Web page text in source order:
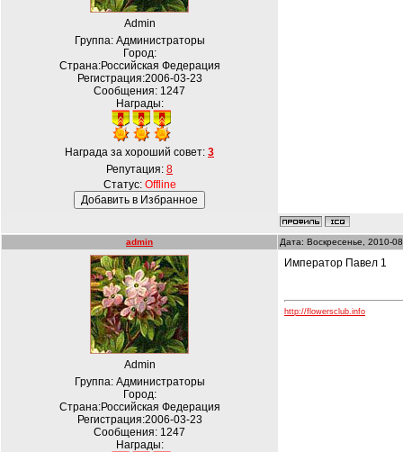
Admin
Группа: Администраторы
Город:
Страна:Российская Федерация
Регистрация:2006-03-23
Сообщения: 1247
Награды:
Награда за хороший совет: 3
Репутация: 8
Статус: Offline
admin Дата: Воскресенье, 2010-
Admin
Группа: Администраторы
Город:
Страна:Российская Федерация
Регистрация:2006-03-23
Сообщения: 1247
Награды:
Император Павел 1
http://flowersclub.info